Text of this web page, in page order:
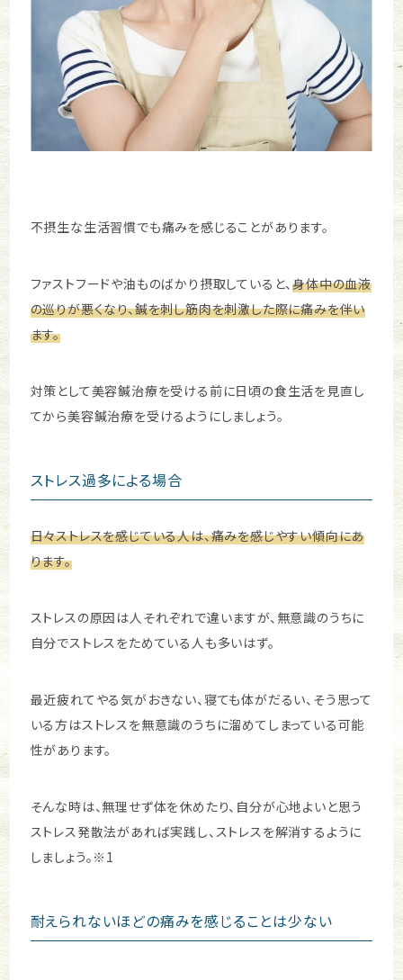
不摂生な生活習慣でも痛みを感じることがあります。
ファストフードや油ものばかり摂取していると、身体中の血液
の巡りが悪くなり、鍼を刺し筋肉を刺激した際に痛みを伴い
ます。
対策として美容鍼治療を受ける前に日頃の食生活を見直し
てから美容鍼治療を受けるようにしましょう。
ストレス過多による場合
日々ストレスを感じている人は、痛みを感じやすい傾向にあ
ります。
ストレスの原因は人それぞれで違いますが、無意識のうちに
自分でストレスをためている人も多いはず。
最近疲れてやる気がおきない、寝ても体がだるい、そう思って
いる方はストレスを無意識のうちに溜めてしまっている可能
性があります。
そんな時は、無理せず体を休めたり、自分が心地よいと思う
ストレス発散法があれば実践し、ストレスを解消するように
しましょう。※1
耐えられないほどの痛みを感じることは少ない